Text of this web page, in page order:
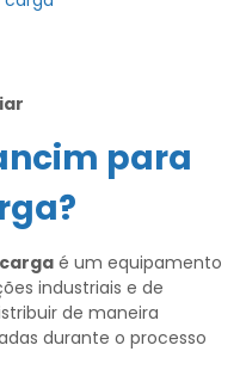
para
?
é um equipamento
industriais e de
de maneira
durante o processo